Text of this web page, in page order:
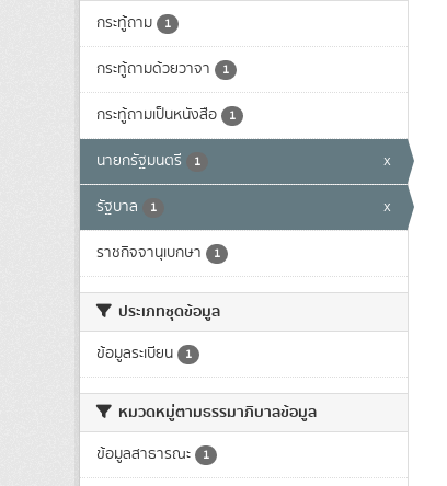
กระทู้ถาม 1
กระทู้ถามด้วยวาจา 1
กระทู้ถามเป็นหนังสือ 1
นายกรัฐมนตรี 1 x
รัฐบาล 1 x
ราชกิจจานุเบกษา 1
ประเภทชุดข้อมูล
ข้อมูลระเบียน 1
หมวดหมู่ตามธรรมาภิบาลข้อมูล
ข้อมูลสาธารณะ 1